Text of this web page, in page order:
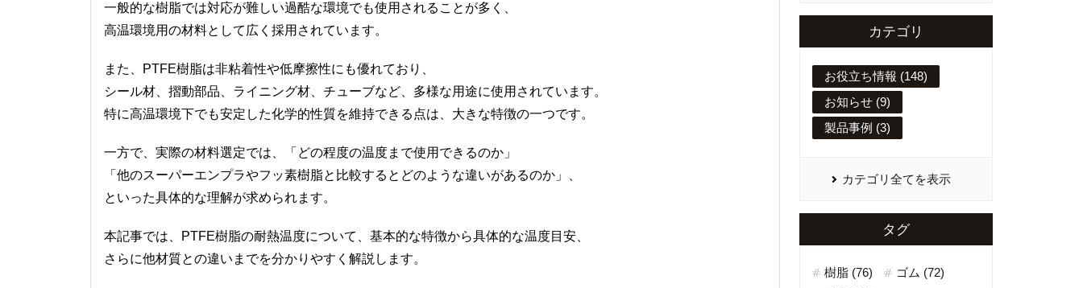
一般的な樹脂では対応が難しい過酷な環境でも使用されることが多く、
高温環境用の材料として広く採用されています。
また、PTFE樹脂は非粘着性や低摩擦性にも優れており、
シール材、摺動部品、ライニング材、チューブなど、多様な用途に使用されています。
特に高温環境下でも安定した化学的性質を維持できる点は、大きな特徴の一つです。
一方で、実際の材料選定では、「どの程度の温度まで使用できるのか」
「他のスーパーエンプラやフッ素樹脂と比較するとどのような違いがあるのか」、
といった具体的な理解が求められます。
本記事では、PTFE樹脂の耐熱温度について、基本的な特徴から具体的な温度目安、
さらに他材質との違いまでを分かりやすく解説します。
カテゴリ
お役立ち情報 (148)
お知らせ (9)
製品事例 (3)
カテゴリ全てを表示
タグ
樹脂 (76)
ゴム (72)